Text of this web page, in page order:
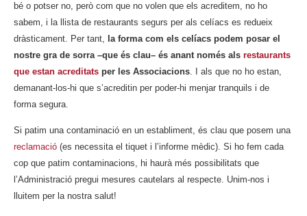
bé o potser no, però com que no volen que els acreditem, no ho
sabem, i la llista de restaurants segurs per als celíacs es redueix
dràsticament. Per tant,
la forma com els celíacs podem posar el
nostre gra de sorra –que és clau– és anant només als restaurants
que estan acreditats per les Associacions . I als que no ho estan,
demanant-los-hi que s’acreditin per poder-hi menjar tranquils i de
forma segura.
Si patim una contaminació en un establiment, és clau que posem una
reclamació (es necessita el tiquet i l’informe mèdic). Si ho fem cada
cop que patim contaminacions, hi haurà més possibilitats que
l’Administració pregui mesures cautelars al respecte. Unim-nos i
lluitem per la nostra salut!